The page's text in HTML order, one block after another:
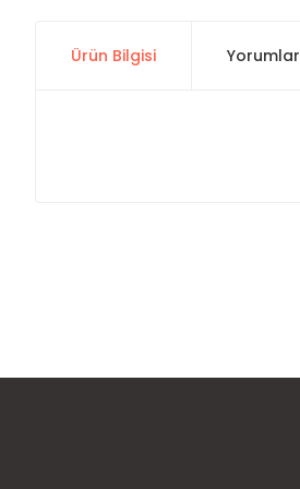
Ürün Bilgisi Yorumlar
Ürün bilgilerinde hatalar